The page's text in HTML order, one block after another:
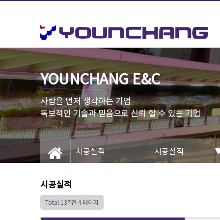
YOUNCHANG E&C
사람을 먼저 생각하는 기업
시공실적 시공실적
시공실적
Total 137건 4 페이지